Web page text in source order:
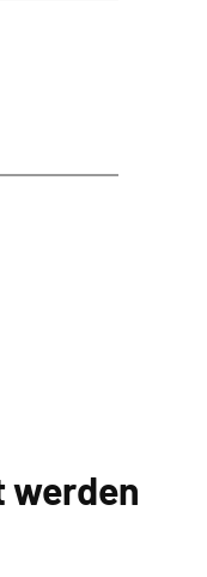
werden